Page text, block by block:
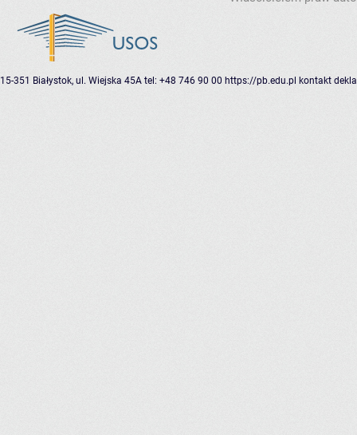
15-351 Białystok, ul. Wiejska 45A tel: +48 746 90 00 https://pb.edu.pl kontakt